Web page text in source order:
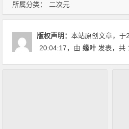
所属分类： 二次元
版权声明：本站原创文章，于
20:04:17，由缘叶 发表，共